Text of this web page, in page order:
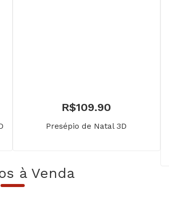
R$109.90
Presépio de Natal 3D
à Venda